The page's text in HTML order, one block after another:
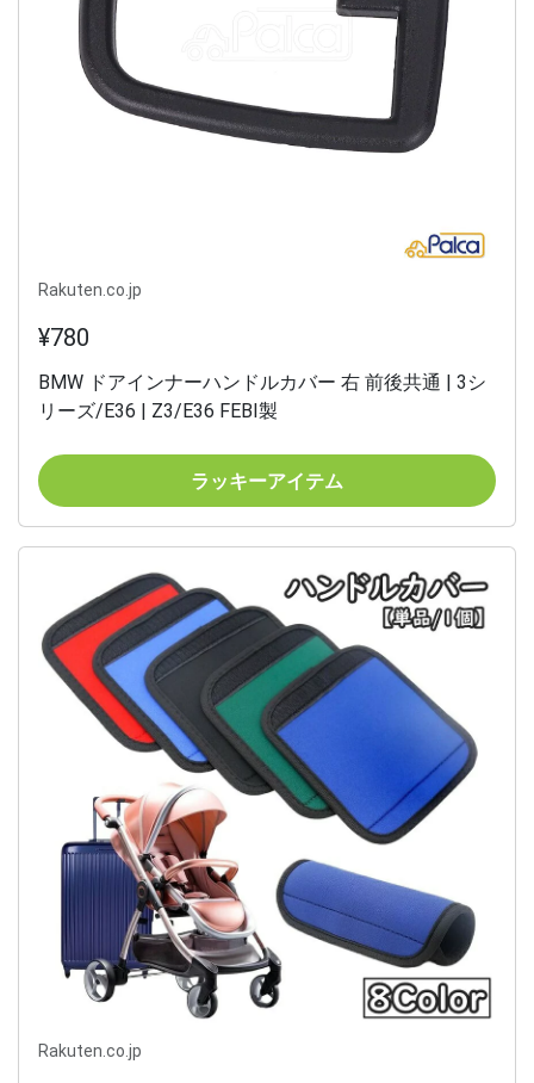
Rakuten.co.jp
¥780
BMW ドアインナーハンドルカバー 右 前後共通 | 3シ
リーズ/E36 | Z3/E36 FEBI製
ラッキーアイテム
Rakuten.co.jp